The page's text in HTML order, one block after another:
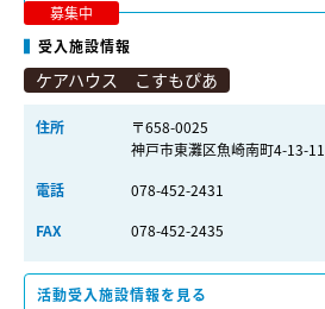
募集中
受入施設情報
ケアハウス こすもぴあ
住所
〒658-0025
神戸市東灘区魚崎南町4-13-11
電話
078-452-2431
FAX
078-452-2435
活動受入施設情報を見る